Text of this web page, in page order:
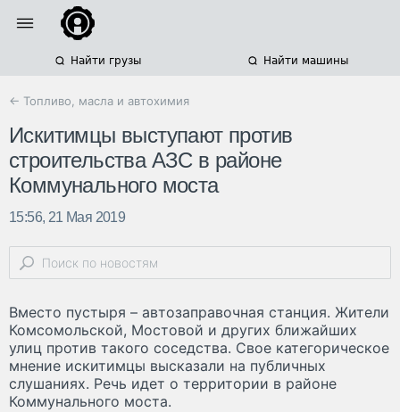
Найти грузы Найти машины
← Топливо, масла и автохимия
Искитимцы выступают против
строительства АЗС в районе
Коммунального моста
15:56, 21 Мая 2019
Вместо пустыря – автозаправочная станция. Жители
Комсомольской, Мостовой и других ближайших
улиц против такого соседства. Свое категорическое
мнение искитимцы высказали на публичных
слушаниях. Речь идет о территории в районе
Коммунального моста.